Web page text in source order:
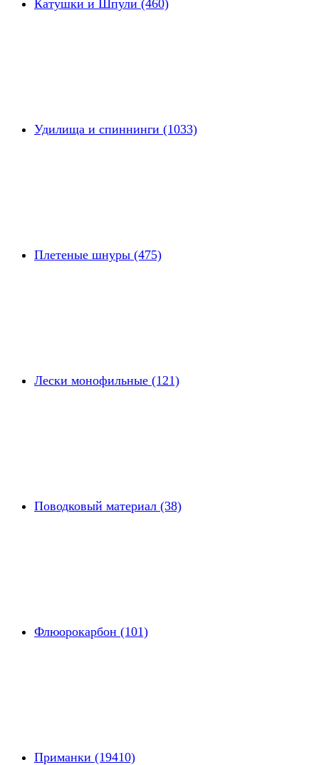
Катушки и Шпули (460)
Удилища и спиннинги (1033)
Плетеные шнуры (475)
Лески монофильные (121)
Поводковый материал (38)
Флюорокарбон (101)
Приманки (19410)